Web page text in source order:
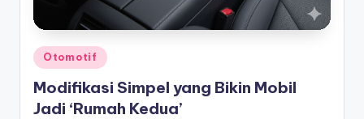
Posted
in
Otomotif
Modifikasi Simpel yang Bikin Mobil
Jadi ‘Rumah Kedua’